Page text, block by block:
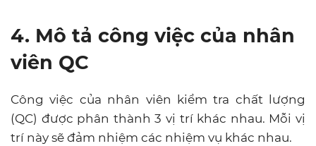
4. Mô tả công việc của nhân
viên QC
Công việc của nhân viên kiểm tra chất lượng
(QC) được phân thành 3 vị trí khác nhau. Mỗi vị
trí này sẽ đảm nhiệm các nhiệm vụ khác nhau.